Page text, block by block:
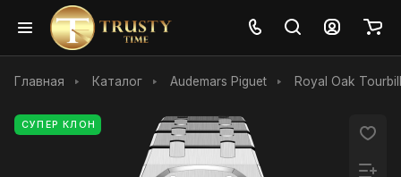
Главная Каталог Audemars Piguet Royal Oak
СУПЕР КЛОН